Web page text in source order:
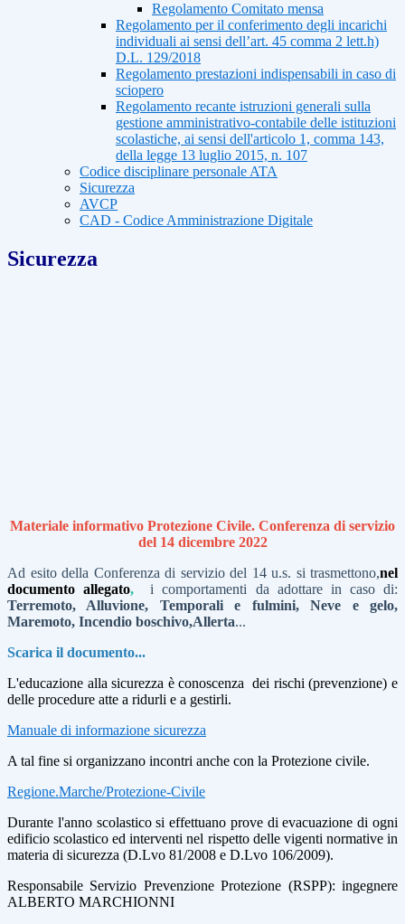
Regolamento Comitato mensa
Regolamento per il conferimento degli incarichi
individuali ai sensi dell’art. 45 comma 2 lett.h)
D.L. 129/2018
Regolamento prestazioni indispensabili in caso di
sciopero
Regolamento recante istruzioni generali sulla
gestione amministrativo-contabile delle istituzioni
scolastiche, ai sensi dell'articolo 1, comma 143,
della legge 13 luglio 2015, n. 107
Codice disciplinare personale ATA
Sicurezza
AVCP
CAD - Codice Amministrazione Digitale
Sicurezza
Materiale informativo Protezione Civile. Conferenza di servizio
del 14 dicembre 2022
Ad esito della Conferenza di servizio del 14 u.s. si trasmettono,nel
documento allegato,
i comportamenti da adottare in caso di:
Terremoto, Alluvione, Temporali e fulmini, Neve e gelo,
Maremoto, Incendio boschivo,Allerta...
Scarica il documento...
L'educazione alla sicurezza è conoscenza dei rischi (prevenzione) e
delle procedure atte a ridurli e a gestirli.
Manuale di informazione sicurezza
A tal fine si organizzano incontri anche con la Protezione civile.
Regione.Marche/Protezione-Civile
Durante l'anno scolastico si effettuano prove di evacuazione di ogni
edificio scolastico ed interventi nel rispetto delle vigenti normative in
materia di sicurezza (D.Lvo 81/2008 e D.Lvo 106/2009).
Responsabile Servizio Prevenzione Protezione (RSPP): ingegnere
ALBERTO MARCHIONNI